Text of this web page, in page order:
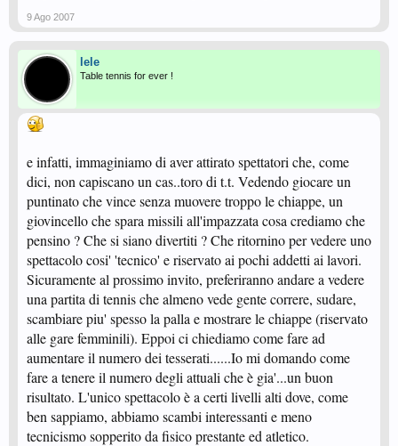
9 Ago 2007
lele
Table tennis for ever !
e infatti, immaginiamo di aver attirato spettatori che, come
dici, non capiscano un cas..toro di t.t. Vedendo giocare un
puntinato che vince senza muovere troppo le chiappe, un
giovincello che spara missili all'impazzata cosa crediamo che
pensino ? Che si siano divertiti ? Che ritornino per vedere uno
spettacolo cosi' 'tecnico' e riservato ai pochi addetti ai lavori.
Sicuramente al prossimo invito, preferiranno andare a vedere
una partita di tennis che almeno vede gente correre, sudare,
scambiare piu' spesso la palla e mostrare le chiappe (riservato
alle gare femminili). Eppoi ci chiediamo come fare ad
aumentare il numero dei tesserati......Io mi domando come
fare a tenere il numero degli attuali che è gia'...un buon
risultato. L'unico spettacolo è a certi livelli alti dove, come
ben sappiamo, abbiamo scambi interessanti e meno
tecnicismo sopperito da fisico prestante ed atletico.